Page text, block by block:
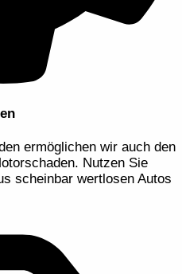
ermöglichen wir auch den
Nutzen Sie
scheinbar wertlosen Autos